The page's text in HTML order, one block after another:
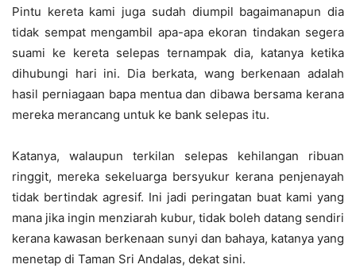
Pintu kereta kami juga sudah diumpil bagaimanapun dia
tidak sempat mengambil apa-apa ekoran tindakan segera
suami ke kereta selepas ternampak dia, katanya ketika
dihubungi hari ini. Dia berkata, wang berkenaan adalah
hasil perniagaan bapa mentua dan dibawa bersama kerana
mereka merancang untuk ke bank selepas itu.
Katanya, walaupun terkilan selepas kehilangan ribuan
ringgit, mereka sekeluarga bersyukur kerana penjenayah
tidak bertindak agresif. Ini jadi peringatan buat kami yang
mana jika ingin menziarah kubur, tidak boleh datang sendiri
kerana kawasan berkenaan sunyi dan bahaya, katanya yang
menetap di Taman Sri Andalas, dekat sini.